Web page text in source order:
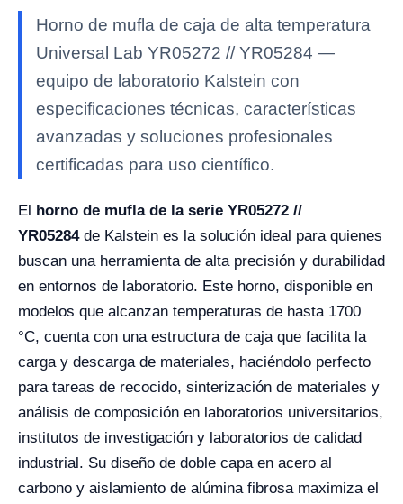
Horno de mufla de caja de alta temperatura
Universal Lab YR05272 // YR05284 —
equipo de laboratorio Kalstein con
especificaciones técnicas, características
avanzadas y soluciones profesionales
certificadas para uso científico.
El horno de mufla de la serie YR05272 //
YR05284 de Kalstein es la solución ideal para quienes
buscan una herramienta de alta precisión y durabilidad
en entornos de laboratorio. Este horno, disponible en
modelos que alcanzan temperaturas de hasta 1700
°C, cuenta con una estructura de caja que facilita la
carga y descarga de materiales, haciéndolo perfecto
para tareas de recocido, sinterización de materiales y
análisis de composición en laboratorios universitarios,
institutos de investigación y laboratorios de calidad
industrial. Su diseño de doble capa en acero al
carbono y aislamiento de alúmina fibrosa maximiza el